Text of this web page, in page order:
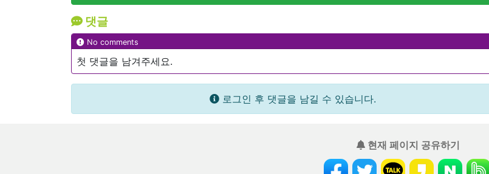
댓글
No comments
첫 댓글을 남겨주세요.
로그인 후 댓글을 남길 수 있습니다.
현재 페이지 공유하기